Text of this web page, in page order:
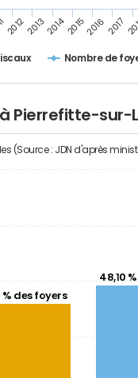
Nombre de
20122013201420152016 2017
Pierrefitte-sur-
(Source : JDN d'après
% des foyers
48,10